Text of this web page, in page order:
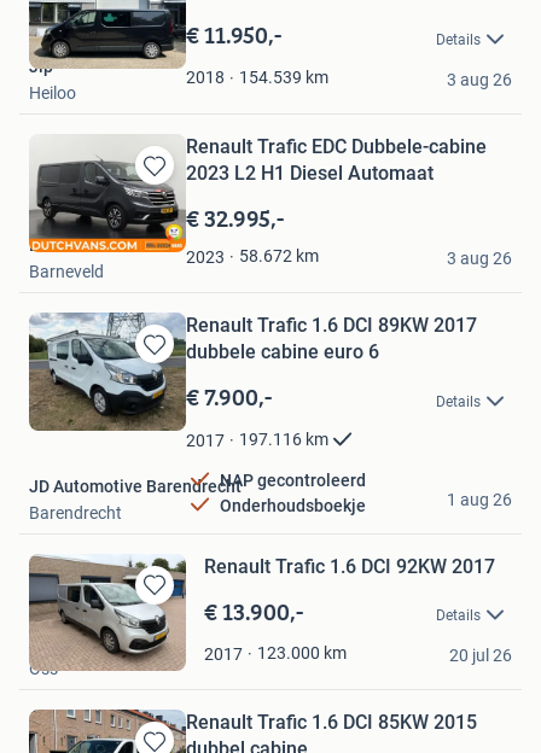
Bewaren
in
Mijn
Favorieten
€ 11.950,- Details
2018 154.539 km
Jip
Heiloo
3 aug 26
Bewaren
in
Mijn
Favorieten
Renault Trafic EDC Dubbele-cabine
2023 L2 H1 Diesel Automaat
€ 32.995,-
2023 58.672 km
Dutchvans.com
Barneveld
3 aug 26
Bewaren
in
Mijn
Favorieten
Renault Trafic 1.6 DCI 89KW 2017
dubbele cabine euro 6
€ 7.900,- Details
2017 197.116 km
NAP gecontroleerd
Onderhoudsboekje
JD Automotive Barendrecht
Barendrecht
1 aug 26
Bewaren
in
Mijn
Favorieten
Renault Trafic 1.6 DCI 92KW 2017
€ 13.900,- Details
2017 123.000 km
de Kinderen
Oss
20 jul 26
Renault Trafic 1.6 DCI 85KW 2015